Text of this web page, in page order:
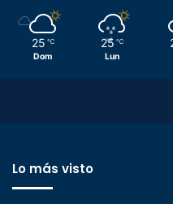
25 ℃
Dom
25 ℃
Lun
Lo más visto